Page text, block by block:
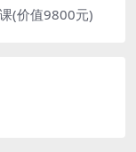
(价值9800元)